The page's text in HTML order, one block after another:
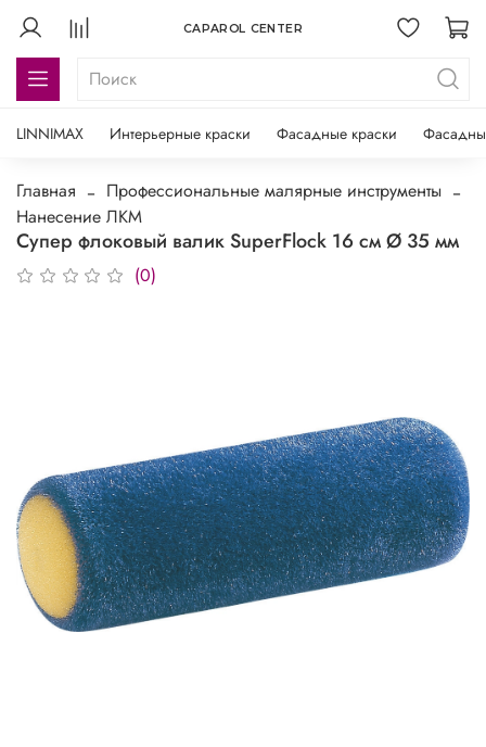
CAPAROL CENTER
LINNIMAX Интерьерные краски Фасадные краски
Главная
Профессиональные малярные инструменты
Нанесение ЛКМ
Супер флоковый валик SuperFlock 16 см Ø 35 мм
(0)